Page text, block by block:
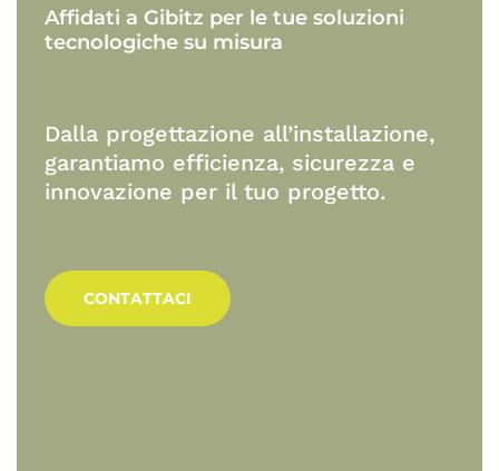
Affidati a Gibitz per le tue soluzioni
tecnologiche su misura
Dalla progettazione all’installazione,
garantiamo efficienza, sicurezza e
innovazione per il tuo progetto.
CONTATTACI